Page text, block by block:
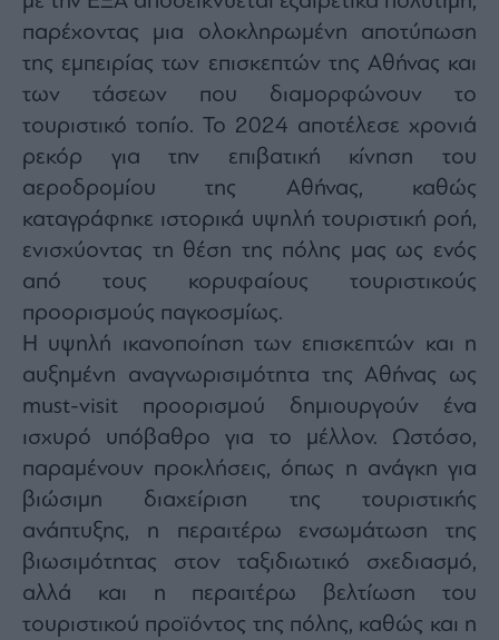
παρέχοντας μια ολοκληρωμένη αποτύπωση
της εμπειρίας των επισκεπτών της Αθήνας και
των τάσεων που διαμορφώνουν το
τουριστικό τοπίο. Το 2024 αποτέλεσε χρονιά
ρεκόρ για την επιβατική κίνηση του
αεροδρομίου της Αθήνας, καθώς
καταγράφηκε ιστορικά υψηλή τουριστική ροή,
ενισχύοντας τη θέση της πόλης μας ως ενός
από τους κορυφαίους τουριστικούς
προορισμούς παγκοσμίως.
Η υψηλή ικανοποίηση των επισκεπτών και η
αυξημένη αναγνωρισιμότητα της Αθήνας ως
must-visit προορισμού δημιουργούν ένα
ισχυρό υπόβαθρο για το μέλλον. Ωστόσο,
παραμένουν προκλήσεις, όπως η ανάγκη για
βιώσιμη διαχείριση της τουριστικής
ανάπτυξης, η περαιτέρω ενσωμάτωση της
βιωσιμότητας στον ταξιδιωτικό σχεδιασμό,
αλλά και η περαιτέρω βελτίωση του
τουριστικού προϊόντος της πόλης, καθώς και η